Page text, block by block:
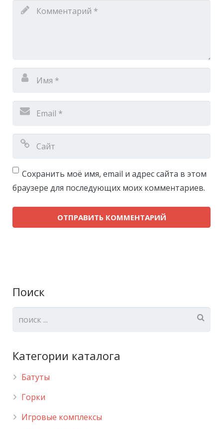
Сохранить моё имя, email и адрес сайта в этом
браузере для последующих моих комментариев.
Поиск
Категории каталога
Батуты
Горки
Игровые комплексы